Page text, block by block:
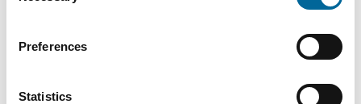
Preferences
Statistics